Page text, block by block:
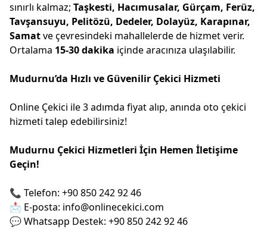
sınırlı kalmaz; Taşkesti, Hacımusalar, Gürçam, Ferüz,
Tavşansuyu, Pelitözü, Dedeler, Dolayüz, Karapınar,
Samatve çevresindeki mahallelerde de hizmet verir.
Ortalama 15-30 dakika içinde aracınıza ulaşılabilir.
Mudurnu’da Hızlı ve Güvenilir Çekici Hizmeti
Online Çekici ile 3 adımda fiyat alıp, anında oto çekici
hizmeti talep edebilirsiniz!
Mudurnu Çekici Hizmetleri İçin Hemen İletişime
Geçin!
📞 Telefon: +90 850 242 92 46
📩 E-posta: info@onlinecekici.com
💬 Whatsapp Destek: +90 850 242 92 46